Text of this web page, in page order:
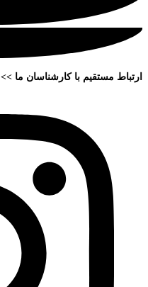
ارتباط مستقیم با کارشناسان ما >>